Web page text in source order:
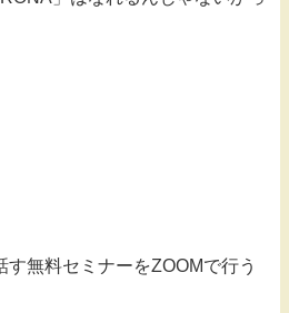
無料セミナーをZOOMで行う